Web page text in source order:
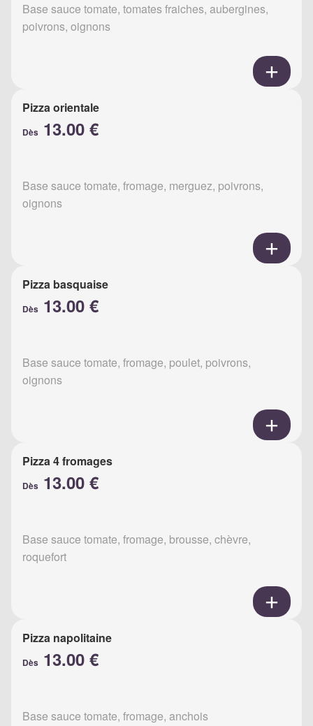
Base sauce tomate, tomates fraiches, aubergines,
poivrons, oignons
Pizza orientale
Dès 13.00 €
Base sauce tomate, fromage, merguez, poivrons,
oignons
Pizza basquaise
Dès 13.00 €
Base sauce tomate, fromage, poulet, poivrons,
oignons
Pizza 4 fromages
Dès 13.00 €
Base sauce tomate, fromage, brousse, chèvre,
roquefort
Pizza napolitaine
Dès 13.00 €
Base sauce tomate, fromage, anchois